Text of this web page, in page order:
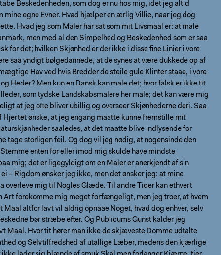
Beskedenheden, som dog er nu hos mig, idet jeg altid
mine egne Evner. Hvad hjælper en ærlig Villie, naar jeg dog
Hvad jeg som Maler har sat som mit Livsmaal er: at male
men med al den Simpelhed og Beskedenhed som er saa
for det; hvilken Skjønhed er der ikke i disse ﬁne Linier i vore
saa yndigt bølgedannede, at de synes at være dukkede op af
Hav ved hvis Bredder de steile gule Klinter staae, i vore
Heder? Men kun en Dansk kan male det; hvor falsk er ikke tit
som tydske Landskabsmalere her male; det kan være mig
at jeg ofte bliver ubillig og overseer Skjønhederne deri. Saa
Hjertet ønske, at jeg engang maatte kunne fremstille mit
saaledes, at det maatte blive indlysende for
tage storligen feil. Og dog vil jeg nødig, at nogensinde den
enten for eller imod mig skulde have mindste
mig; det er ligegyldigt om en Maler er anerkjendt af sin
– Rigdom ønsker jeg ikke, men det ønsker jeg: at mine
overleve mig til Nogles Glæde. Til andre Tider kan ethvert
Art forekomme mig meget forfængeligt, men jeg troer, at hvem
Maal altfor lavt vil aldrig opnaae Noget, hvad dog enhver, selv
bør stræbe efter. Og Publicums Gunst kalder jeg
Maal. Hvor tit hører man ikke de skjæveste Domme udtalte
og Selvtilfredshed af utallige Læber, medens den kjærlige